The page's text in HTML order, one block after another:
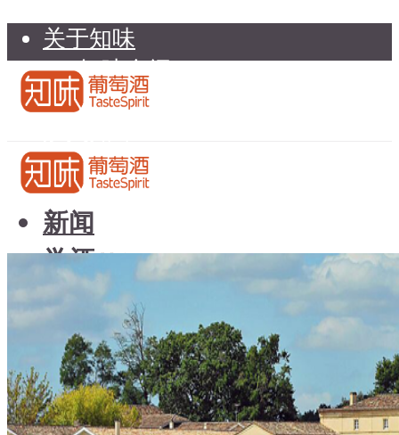
关于知味
知味介绍
知味专家顾问委员会
联系我们
知味荐酒
新闻
学酒
基础知识
品种
年份
酒具周边
知味荐酒
新闻
学酒
基础知识
品种